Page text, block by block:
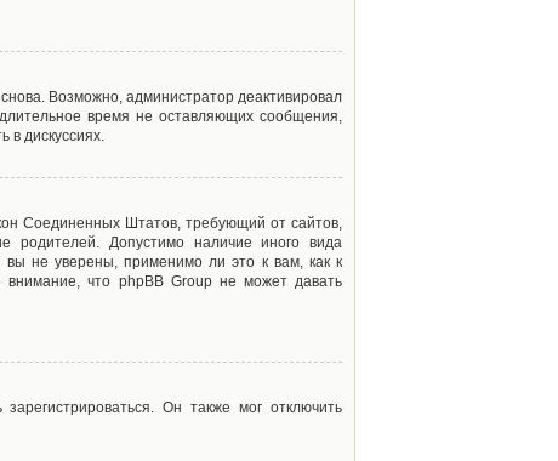
Возможно, администратор деактивировал
время не оставляющих сообщения,
в дискуссиях.
Соединенных Штатов, требующий от сайтов,
родителей. Допустимо наличие иного вида
не уверены, применимо ли это к вам, как к
что phpBB Group не может давать
Он также мог отключить